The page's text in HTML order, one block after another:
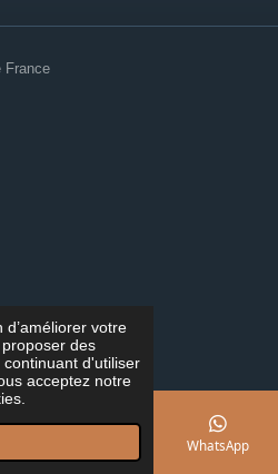
votre
des
d'utiliser
acceptez notre
France
WhatsApp